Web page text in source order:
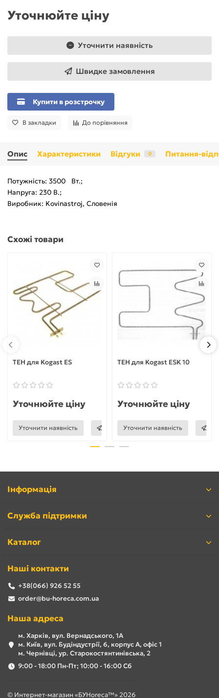
Уточнюйте ціну
Уточнити наявність
Швидке замовлення
Купити в розстрочку
В закладки До порівняння
Опис Характеристики Відгуки 0 Питання-
Потужність: 3500 Вт.;
Напруга: 230 В.;
Виробник: Kovinastroj, Словенія
Схожі товари
ТЕН для Kogast ES
Уточнюйте ціну
Уточнити наявність
ТЕН для Kogast ESK 10
Уточнюйте ціну
Уточнити наявність
Інформація
Служба підтримки
Каталог
Наші контакти
+38(066) 926 52 55
order@bu-horeca.com.ua
Наша адреса
м. Харків, вул. Вернадського, 1А
м. Київ, вул. Будіндустрії, 6, корпус А, офіс 1
м. Чернівці, ур. Старокостянтинівська, 2
9:00 - 18:00 Пн-Пт; 10:00 - 16:00 Сб
© Интернет-магазин «БУHoreca™» 2026